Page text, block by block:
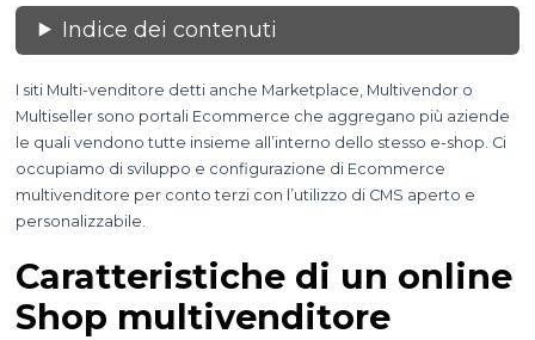
Indice dei contenuti
I siti Multi-venditore detti anche Marketplace, Multivendor o
Multiseller sono portali Ecommerce che aggregano più aziende
le quali vendono tutte insieme all’interno dello stesso e-shop. Ci
occupiamo di sviluppo e configurazione di Ecommerce
multivenditore per conto terzi con l’utilizzo di CMS aperto e
personalizzabile.
Caratteristiche di un online
Shop multivenditore